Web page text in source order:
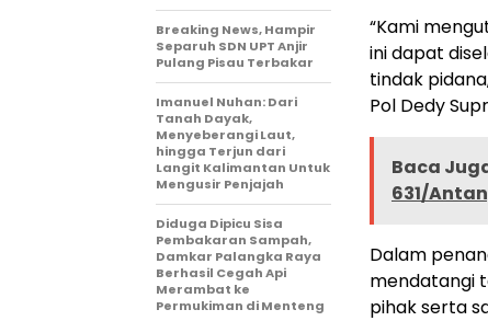
“Kami
ini dapat
tindak
Pol Dedy
Baca
631/
Dalam
mendatangi
pihak serta
Breaking News, Hampir
Separuh SDN UPT Anjir
Pulang Pisau Terbakar
Imanuel Nuhan: Dari
Tanah Dayak,
Menyeberangi Laut,
hingga Terjun dari
Langit Kalimantan Untuk
Mengusir Penjajah
Diduga Dipicu Sisa
Pembakaran Sampah,
Damkar Palangka Raya
Berhasil Cegah Api
Merambat ke
Permukiman di Menteng